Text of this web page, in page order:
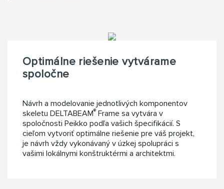
Optimálne riešenie vytvárame
spoločne
Návrh a modelovanie jednotlivých komponentov
skeletu DELTABEAM® Frame sa vytvára v
spoločnosti Peikko podľa vašich špecifikácií. S
cieľom vytvoriť optimálne riešenie pre váš projekt,
je návrh vždy vykonávaný v úzkej spolupráci s
vašimi lokálnymi konštruktérmi a architektmi.